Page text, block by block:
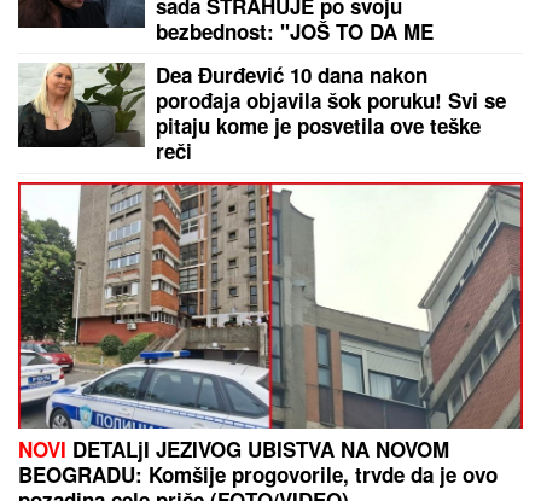
NOVIDETALjI JEZIVOG UBISTVA NA
NOVOM BEOGRADU: Komšije
progovorile, tvrde da je ovo
pozadina cele priče (FOTO/VIDEO)
"Jedini je rekao "NEĆU NIKAD!"
Jovana Jeremić ZAPLAKALA pred
kamerama ZBOG BIZNISMENA:
Javno je PONIZIO, a onda potezom
iznenadio javnost!